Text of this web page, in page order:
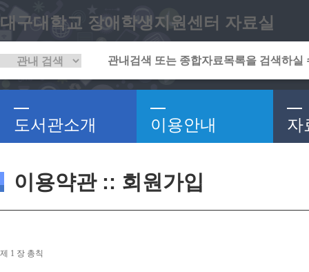
대구대학교 장애학생지원센터 자료실
도서관소개 이용안내 자
이용약관 :: 회원가입
제 1 장 총칙